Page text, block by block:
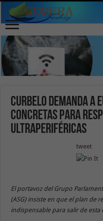
Curbelo demanda a
concretas para
ultraperiféricas
tweet
El portavoz del Grupo
(ASG) insiste en que el plan de
indispensable para salir de esta